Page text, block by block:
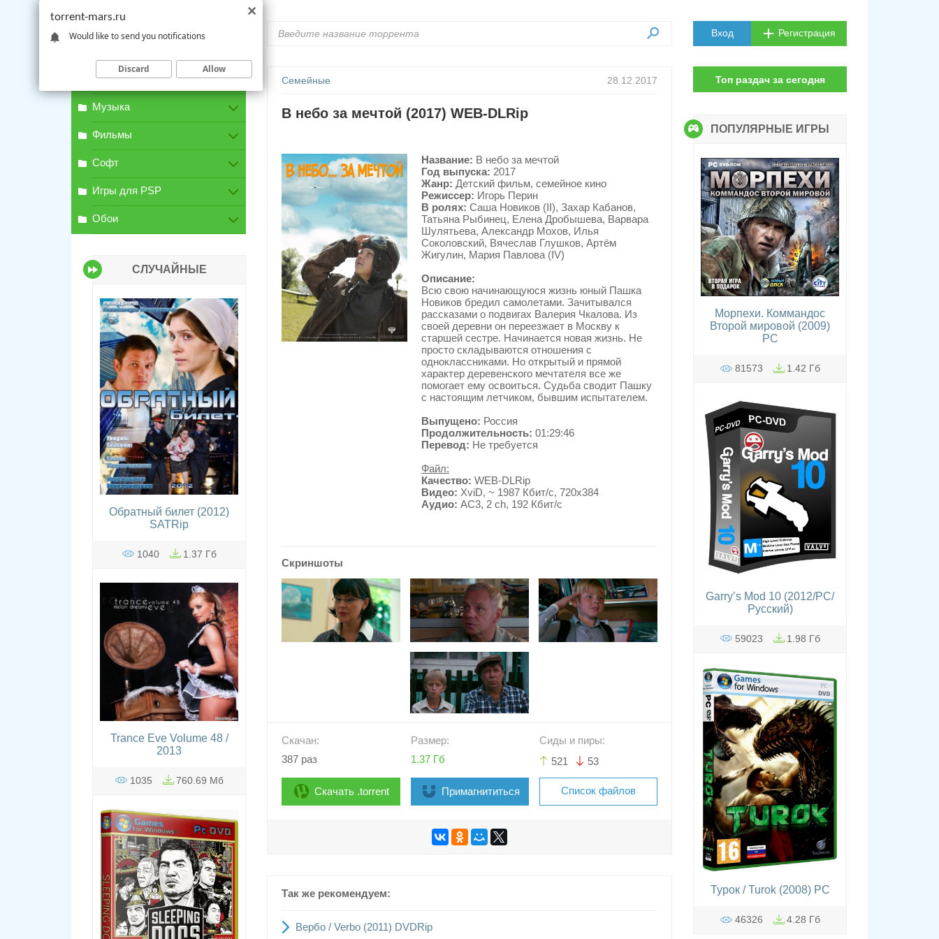
Семейные 28.12.2017
В небо за мечтой (2017) WEB-DLRip
Название: В небо за мечтой
Год выпуска: 2017
Жанр: Детский фильм, семейное кино
Режиссер: Игорь Перин
В ролях: Саша Новиков (II), Захар Кабанов,
Татьяна Рыбинец, Елена Дробышева, Варвара
Шулятьева, Александр Мохов, Илья
Соколовский, Вячеслав Глушков, Артём
Жигулин, Мария Павлова (IV)
Описание:
Всю свою начинающуюся жизнь юный Пашка
Новиков бредил самолетами. Зачитывался
рассказами о подвигах Валерия Чкалова. Из
своей деревни он переезжает в Москву к
старшей сестре. Начинается новая жизнь. Не
просто складываются отношения с
одноклассниками. Но открытый и прямой
характер деревенского мечтателя все же
помогает ему освоиться. Судьба сводит Пашку
с настоящим летчиком, бывшим испытателем.
Выпущено: Россия
Продолжительность: 01:29:46
Перевод: Не требуется
Файл:
Качество: WEB-DLRip
Видео: XviD, ~ 1987 Кбит/с, 720x384
Аудио: AC3, 2 ch, 192 Кбит/с
Скриншоты
Скачан:
387 раз
Скачать .torrent
Размер:
1.37 Гб
Примагнититься
Сиды и пиры:
521
53
Список файлов
Так же рекомендуем:
Вербо / Verbo (2011) DVDRip
Вход Регистрация
Топ раздач за сегодня
ПОПУЛЯРНЫЕ ИГРЫ
Морпехи. Коммандос
Второй мировой (2009)
PC
81573 1.42 Гб
Garry’s Mod 10 (2012/PC/
Русский)
59023 1.98 Гб
Турок / Turok (2008) PC
46326 4.28 Гб
Игры для PC
Музыка
Фильмы
Софт
Игры для PSP
Обои
СЛУЧАЙНЫЕ
Обратный билет (2012)
SATRip
1040 1.37 Гб
Trance Eve Volume 48 /
2013
1035 760.69 Мб
torrent-mars.ru
Would like to send you notifications
Discard Allow